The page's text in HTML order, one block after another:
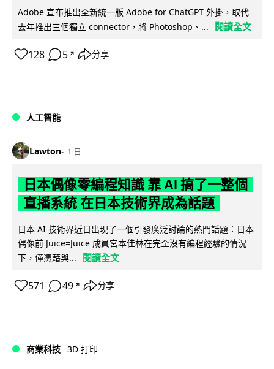
Adobe 宣布推出全新統一版 Adobe for ChatGPT 外掛，取代
去年推出三個獨立 connector，將 Photoshop、...
閱讀全文
128 5 ↗ 分享
人工智能
Lawton 1 日
日本偶像零編程知識 靠 AI 搞了一整個
直播系統 在日本技術界成為話題
日本 AI 技術界近日出現了一個引發廣泛討論的熱門話題：日本
偶像前 Juice=Juice 成員宮本佳林在完全沒有編程經驗的情況
下，僅憑藉與...
閱讀全文
571 49 ↗ 分享
商業科技 3D 打印